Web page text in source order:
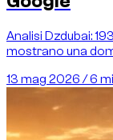
Analisi Dzdubai:
mostrano una
13 mag 2026 /6